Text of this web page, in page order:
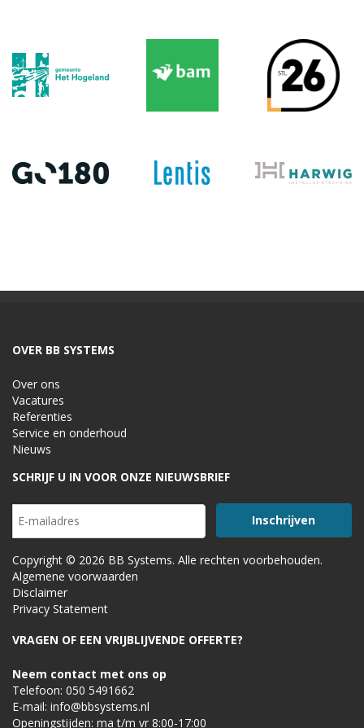
OVER BB SYSTEMS
Over ons
Vacatures
Referenties
Service en onderhoud
Nieuws
SCHRIJF U IN VOOR ONZE NIEUWSBRIEF
Copyright © 2026 BB Systems. Alle rechten voorbehouden.
Algemene voorwaarden
Disclaimer
Privacy Statement
VRAGEN OF EEN VRIJBLIJVENDE OFFERTE?
Neem contact met ons op
Telefoon: 050 5491662
E-mail: info@bbsystems.nl
Openingstijden: ma t/m vr 8:00-17:00